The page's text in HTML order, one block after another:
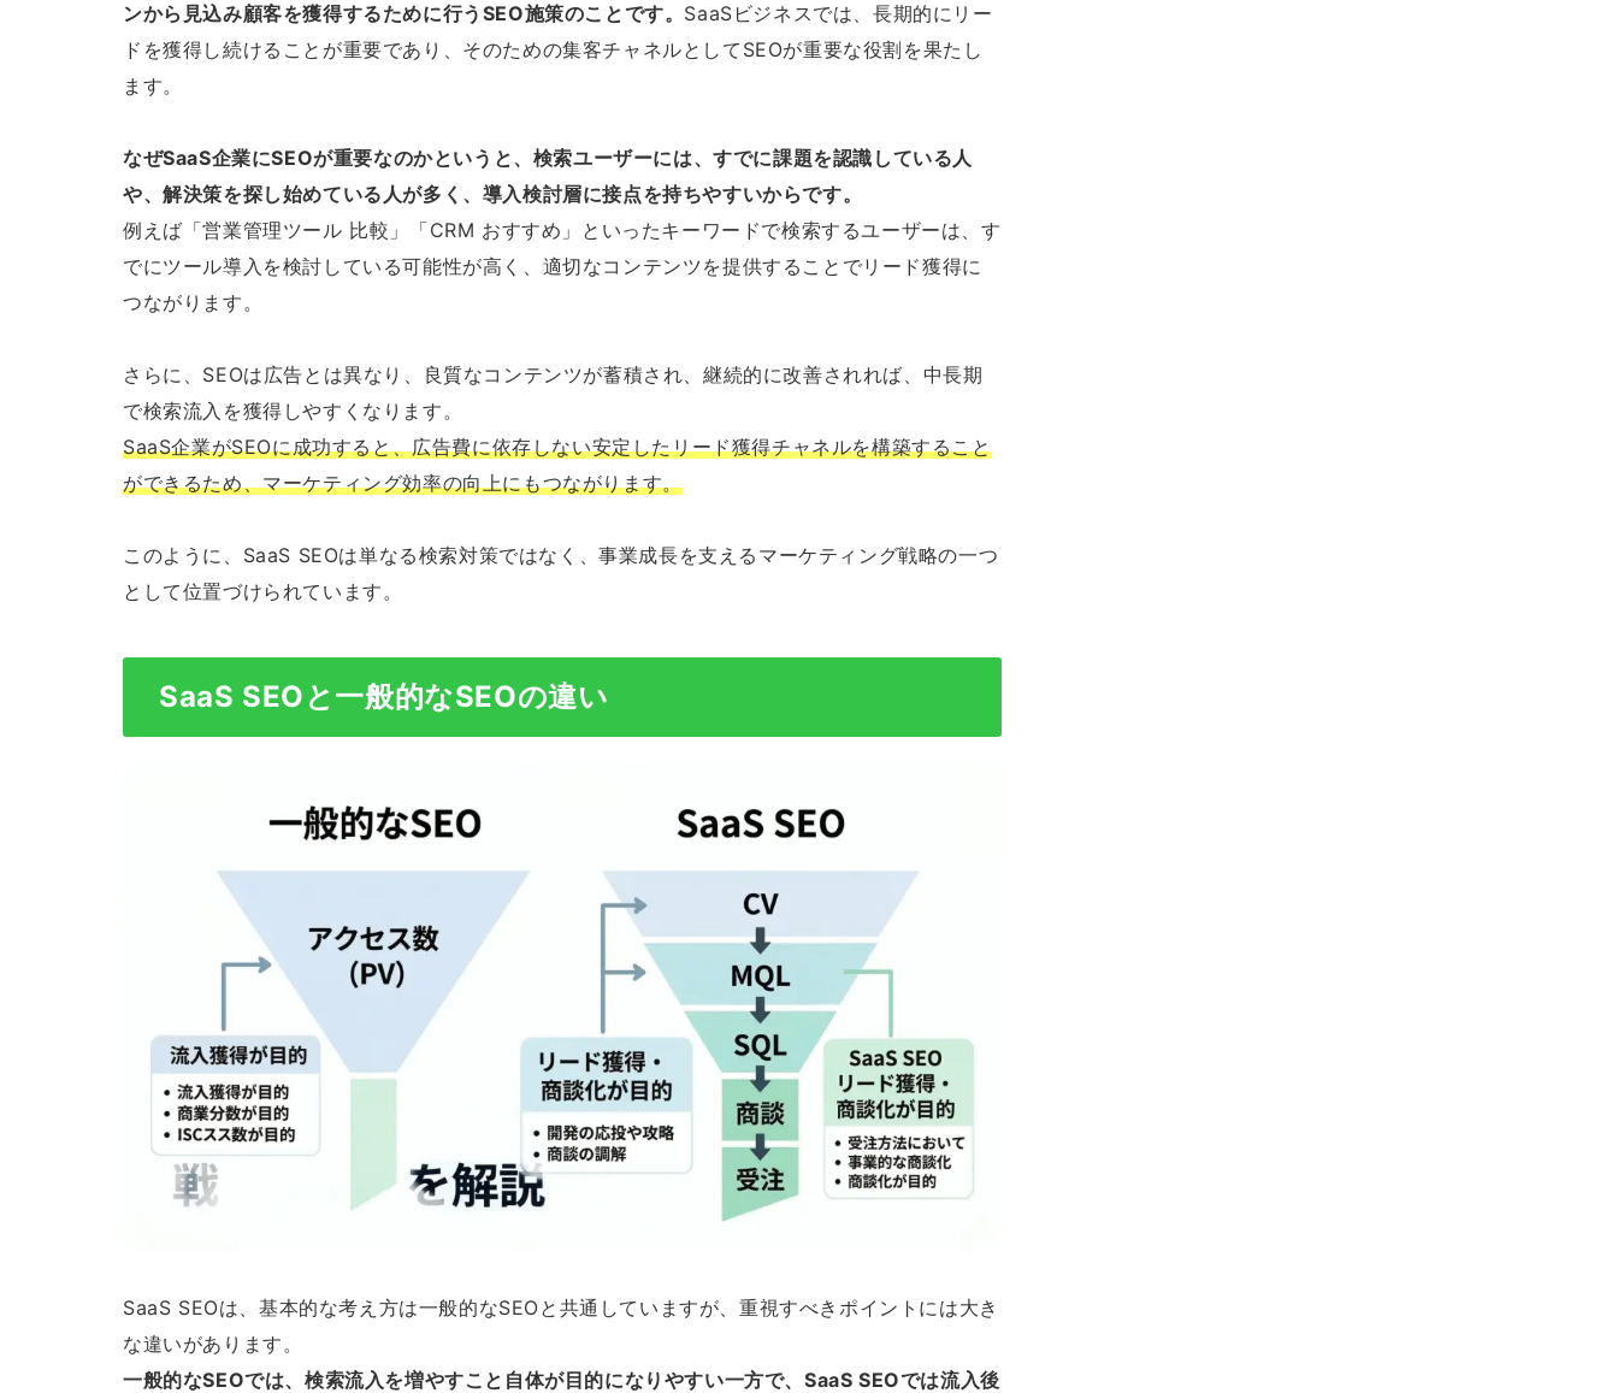
ンから見込み顧客を獲得するために行うSEO施策のことです。 SaaSビジネスでは、長期的にリー
ドを獲得し続けることが重要であり、そのための集客チャネルとしてSEOが重要な役割を果たし
ます。
なぜSaaS企業にSEOが重要なのかというと、検索ユーザーには、すでに課題を認識している人
や、解決策を探し始めている人が多く、導入検討層に接点を持ちやすいからです。
例えば「営業管理ツール 比較」「CRM おすすめ」といったキーワードで検索するユーザーは、す
でにツール導入を検討している可能性が高く、適切なコンテンツを提供することでリード獲得に
つながります。
さらに、SEOは広告とは異なり、良質なコンテンツが蓄積され、継続的に改善されれば、中長期
で検索流入を獲得しやすくなります。
SaaS企業がSEOに成功すると、広告費に依存しない安定したリード獲得チャネルを構築すること
ができるため、マーケティング効率の向上にもつながります。
このように、SaaS SEOは単なる検索対策ではなく、事業成長を支えるマーケティング戦略の一つ
として位置づけられています。
SaaS SEOと一般的なSEOの違い
SaaS SEOは、基本的な考え方は一般的なSEOと共通していますが、重視すべきポイントには大き
な違いがあります。
一般的なSEOでは、検索流入を増やすこと自体が目的になりやすい一方で、SaaS SEOでは流入後